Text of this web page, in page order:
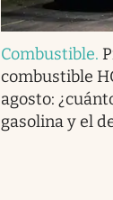
Combustible.
combustible
agosto:
gasolina y el